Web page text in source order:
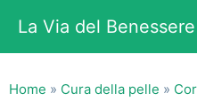
contenuto
La Via del Benessere
Home » Cura della pelle »